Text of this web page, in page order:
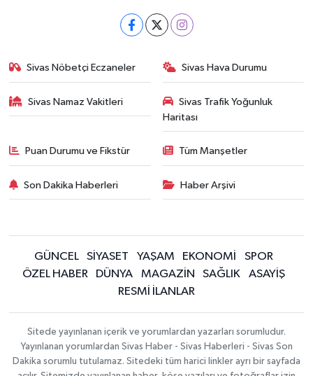
Sivas Nöbetçi Eczaneler Sivas Hava Durumu
Sivas Namaz Vakitleri
Sivas Trafik Yoğunluk
Haritası
Puan Durumu ve Fikstür Tüm Manşetler
Son Dakika Haberleri Haber Arşivi
GÜNCEL SİYASET YAŞAM EKONOMİ
SPOR
ÖZEL HABER
DÜNYA MAGAZİN SAĞLIK
ASAYİŞ
RESMİ İLANLAR
Sitede yayınlanan içerik ve yorumlardan yazarları sorumludur.
Yayınlanan yorumlardan Sivas Haber - Sivas Haberleri - Sivas Son
Dakika sorumlu tutulamaz. Sitedeki tüm harici linkler ayrı bir sayfada